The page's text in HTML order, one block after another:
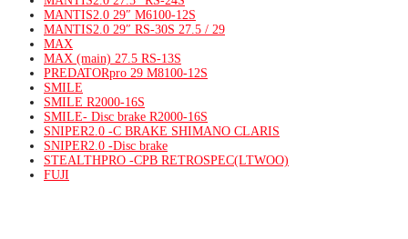
MANTIS2.0 29″ M6100-12S
MANTIS2.0 29″ RS-30S 27.5 / 29
MAX
MAX (main) 27.5 RS-13S
PREDATORpro 29 M8100-12S
SMILE
SMILE R2000-16S
SMILE- Disc brake R2000-16S
SNIPER2.0 -C BRAKE SHIMANO CLARIS
SNIPER2.0 -Disc brake
STEALTHPRO -CPB RETROSPEC(LTWOO)
FUJI